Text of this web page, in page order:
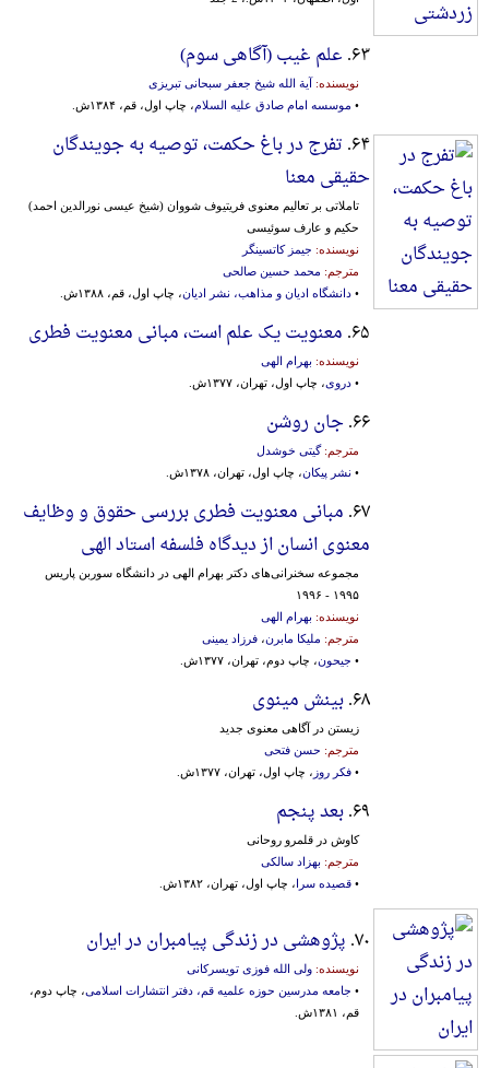
۶۳. علم غیب (آگاهی سوم)
نویسنده: آیة الله شیخ جعفر سبحانی تبریزی
• موسسه امام صادق علیه السلام، چاپ اول، قم، ۱۳۸۴ش.
۶۴. تفرج در باغ حکمت، توصیه به جویندگان
حقیقی معنا
تاملاتی بر تعالیم معنوی فریتیوف شووان (شیخ عیسی نورالدین احمد)
حکیم و عارف سوئیسی
نویسنده: جیمز کاتسینگر
مترجم: محمد حسین صالحی
• دانشگاه ادیان و مذاهب، نشر ادیان، چاپ اول، قم، ۱۳۸۸ش.
۶۵. معنویت یک علم است، مبانی‌ معنویت‌ فطری‌
نویسنده: بهرام الهی
• دروی، چاپ اول، تهران، ۱۳۷۷ش.
۶۶. جان روشن
مترجم:گیتی خوشدل
• نشر پیکان، چاپ اول، تهران، ۱۳۷۸ش.
۶۷. مبانی معنویت فطری بررسی حقوق و وظایف‌
معنوی‌ انسان‌ از دیدگاه‌ فلسفه‌ استاد الهی‌
مجموعه‌ سخنرانی‌های‌ دکتر بهرام‌ الهی‌ در دانشگاه‌ سوربن‌ پاریس‌
۱۹۹۵ - ۱۹۹۶
نویسنده: بهرام الهی
مترجم: ملیکا مابرن، فرزاد یمینی
• جیحون، چاپ دوم، تهران، ۱۳۷۷ش.
۶۸. بینش مینوی
زیستن‌ در آگاهی‌ معنوی‌ جدید
مترجم: حسن فتحی
• فکر روز ، چاپ اول، تهران، ۱۳۷۷ش.
۶۹. بعد پنجم
کاوش در قلمرو روحانی
مترجم: بهزاد سالکی
• قصیده سرا، چاپ اول، تهران، ۱۳۸۲ش.
۷۰. پژوهشی در زندگی پیامبران در ایران
نویسنده: ولی الله فوزی تویسرکانی
• جامعه مدرسین حوزه علمیه قم، دفتر انتشارات اسلامی، چاپ دوم،
قم، ۱۳۸۱ش.